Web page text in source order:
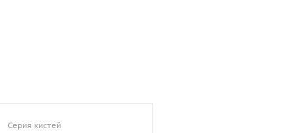
Серия кистей